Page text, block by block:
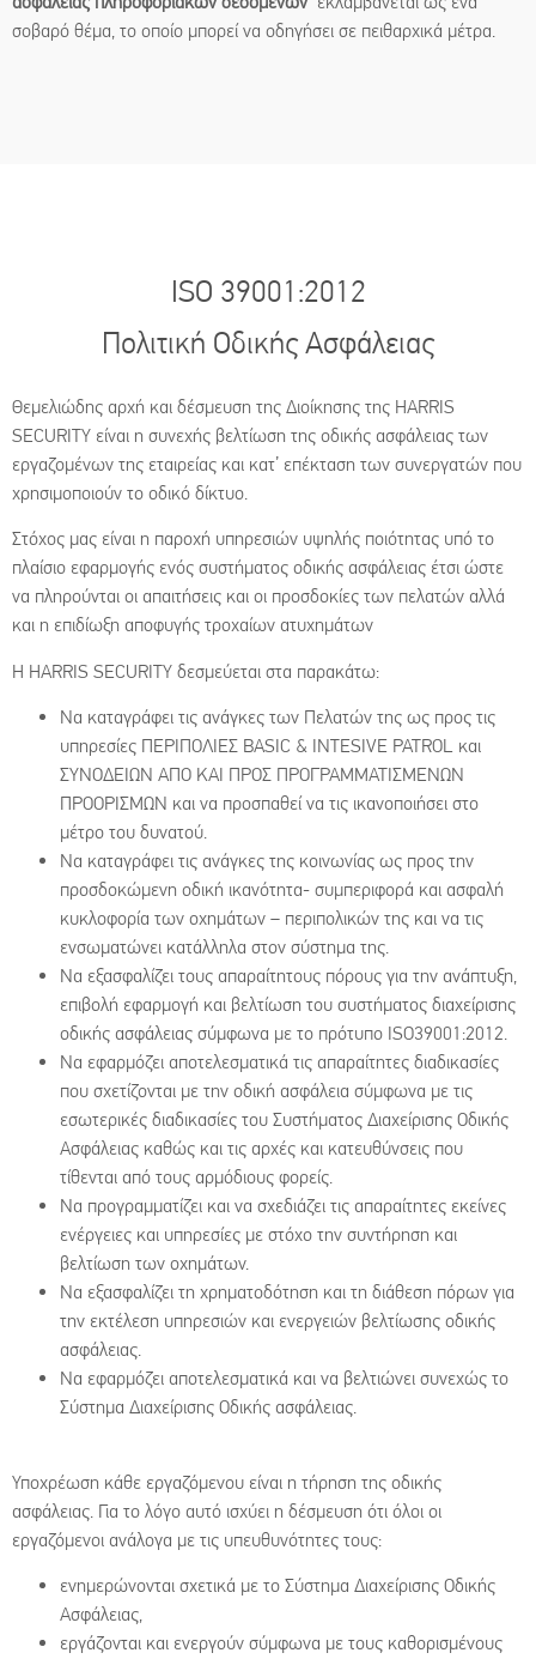
σοβαρό θέμα, το οποίο μπορεί να οδηγήσει σε πειθαρχικά μέτρα.
ISO 39001:2012
Πολιτική Οδικής Ασφάλειας
Θεμελιώδης αρχή και δέσμευση της Διοίκησης της HARRIS
SECURITY είναι η συνεχής βελτίωση της οδικής ασφάλειας των
εργαζομένων της εταιρείας και κατ’ επέκταση των συνεργατών που
χρησιμοποιούν το οδικό δίκτυο.
Στόχος μας είναι η παροχή υπηρεσιών υψηλής ποιότητας υπό το
πλαίσιο εφαρμογής ενός συστήματος οδικής ασφάλειας έτσι ώστε
να πληρούνται οι απαιτήσεις και οι προσδοκίες των πελατών αλλά
και η επιδίωξη αποφυγής τροχαίων ατυχημάτων
Η HARRIS SECURITY δεσμεύεται στα παρακάτω:
Να καταγράφει τις ανάγκες των Πελατών της ως προς τις
υπηρεσίες ΠΕΡΙΠΟΛΙΕΣ BASIC & INTESIVE PATROL και
ΣΥΝΟΔΕΙΩΝ ΑΠΟ ΚΑΙ ΠΡΟΣ ΠΡΟΓΡΑΜΜΑΤΙΣΜΕΝΩΝ
ΠΡΟΟΡΙΣΜΩΝ και να προσπαθεί να τις ικανοποιήσει στο
μέτρο του δυνατού.
Να καταγράφει τις ανάγκες της κοινωνίας ως προς την
προσδοκώμενη οδική ικανότητα- συμπεριφορά και ασφαλή
κυκλοφορία των οχημάτων – περιπολικών της και να τις
ενσωματώνει κατάλληλα στον σύστημα της.
Να εξασφαλίζει τους απαραίτητους πόρους για την ανάπτυξη,
επιβολή εφαρμογή και βελτίωση του συστήματος διαχείρισης
οδικής ασφάλειας σύμφωνα με το πρότυπο ISO39001:2012.
Να εφαρμόζει αποτελεσματικά τις απαραίτητες διαδικασίες
που σχετίζονται με την οδική ασφάλεια σύμφωνα με τις
εσωτερικές διαδικασίες του Συστήματος Διαχείρισης Οδικής
Ασφάλειας καθώς και τις αρχές και κατευθύνσεις που
τίθενται από τους αρμόδιους φορείς.
Να προγραμματίζει και να σχεδιάζει τις απαραίτητες εκείνες
ενέργειες και υπηρεσίες με στόχο την συντήρηση και
βελτίωση των οχημάτων.
Να εξασφαλίζει τη χρηματοδότηση και τη διάθεση πόρων για
την εκτέλεση υπηρεσιών και ενεργειών βελτίωσης οδικής
ασφάλειας.
Να εφαρμόζει αποτελεσματικά και να βελτιώνει συνεχώς το
Σύστημα Διαχείρισης Οδικής ασφάλειας.
Υποχρέωση κάθε εργαζόμενου είναι η τήρηση της οδικής
ασφάλειας. Για το λόγο αυτό ισχύει η δέσμευση ότι όλοι οι
εργαζόμενοι ανάλογα με τις υπευθυνότητες τους:
ενημερώνονται σχετικά με το Σύστημα Διαχείρισης Οδικής
Ασφάλειας,
εργάζονται και ενεργούν σύμφωνα με τους καθορισμένους